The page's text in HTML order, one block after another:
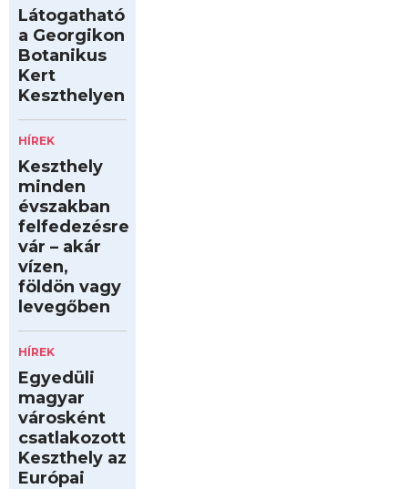
Látogatható
a Georgikon
Botanikus
Kert
Keszthelyen
HÍREK
Keszthely
minden
évszakban
felfedezésre
vár – akár
vízen,
földön vagy
levegőben
HÍREK
Egyedüli
magyar
városként
csatlakozott
Keszthely az
Európai